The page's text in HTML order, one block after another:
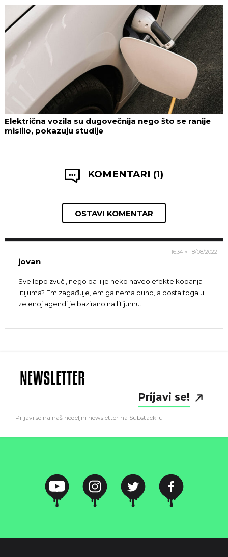
Električna vozila su dugovečnija nego što se ranije
mislilo, pokazuju studije
KOMENTARI (1)
OSTAVI KOMENTAR
jovan
16:34 18/08/2022
Sve lepo zvuči, nego da li je neko naveo efekte kopanja
litijuma? Em zagađuje, em ga nema puno, a dosta toga u
zelenoj agendi je bazirano na litijumu.
NEWSLETTER
Prijavi se!
Prijavi se na naš nedeljni newsletter na Substack-u